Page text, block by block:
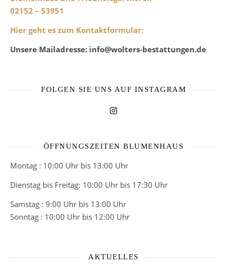
02152 – 53951
Hier geht es zum Kontaktformular:
Unsere Mailadresse: info@wolters-bestattungen.de
FOLGEN SIE UNS AUF INSTAGRAM
ÖFFNUNGSZEITEN BLUMENHAUS
Montag : 10:00 Uhr bis 13:00 Uhr
Dienstag bis Freitag: 10:00 Uhr bis 17:30 Uhr
Samstag : 9:00 Uhr bis 13:00 Uhr
Sonntag : 10:00 Uhr bis 12:00 Uhr
AKTUELLES